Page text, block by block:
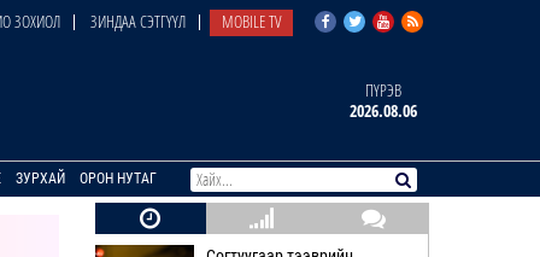
ЗОХИОЛ ЗИНДАА СЭТГҮҮЛ MOBILE TV
ПҮРЭВ
2026.08.06
ЗУРХАЙ ОРОН НУТАГ